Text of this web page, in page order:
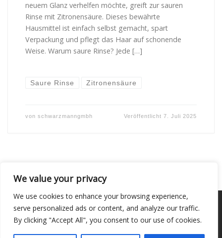
We value your privacy
We use cookies to enhance your browsing experience,
serve personalized ads or content, and analyze our traffic.
By clicking "Accept All", you consent to our use of cookies.
neuem Glanz verhelfen möchte, greift zur sauren
Rinse mit Zitronensäure. Dieses bewährte
Hausmittel ist einfach selbst gemacht, spart
Verpackung und pflegt das Haar auf schonende
Weise. Warum saure Rinse? Jede […]
Saure Rinse Zitronensäure
von schwarzmanngmbh Veröffentlicht7. Juli 2025
© 2026 – Alle Rechte vorbehalten
Entworfen mit Customizr Pro